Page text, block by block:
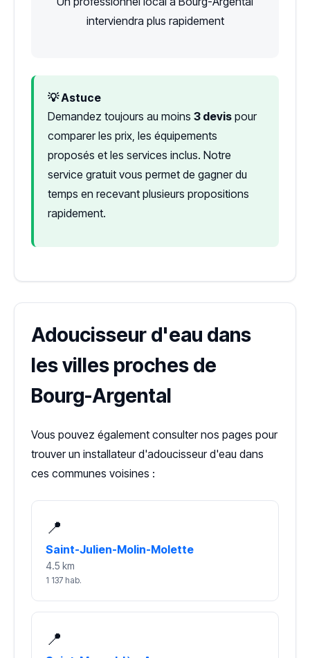
interviendra plus rapidement
💡 Astuce
Demandez toujours au moins 3 devis pour
comparer les prix, les équipements
proposés et les services inclus. Notre
service gratuit vous permet de gagner du
temps en recevant plusieurs propositions
rapidement.
Adoucisseur d'eau dans
les villes proches de
Bourg-Argental
Vous pouvez également consulter nos pages pour
trouver un installateur d'adoucisseur d'eau dans
ces communes voisines :
📍
Saint-Julien-Molin-Molette
4.5 km
1 137 hab.
📍